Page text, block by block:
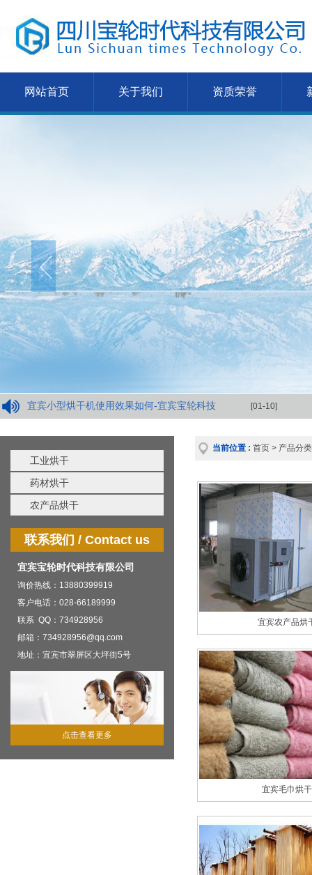
网站首页 关于我们 资质荣誉
宜宾小型烘干机使用效果如何-宜宾宝轮科技 [01-10]
工业烘干
药材烘干
农产品烘干
联系我们 / Contact us
宜宾宝轮时代科技有限公司
询价热线：13880399919
客户电话：028-66189999
联系 QQ：734928956
邮箱：734928956@qq.com
地址：宜宾市翠屏区大坪街5号
点击查看更多
当前位置 : 首页 > 产品分类
宜宾农产品烘
宜宾毛巾烘干